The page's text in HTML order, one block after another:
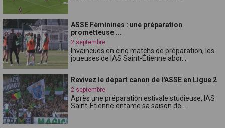
ASSE Féminines : une préparation
prometteuse ...
2 septembre
Invaincues en cinq matchs de préparation, les
joueuses de lAS Saint-Étienne abor...
Revivez le départ canon de l'ASSE en Ligue 2
2 septembre
Après une préparation estivale studieuse, lAS
Saint-Étienne entame sa saison de ...